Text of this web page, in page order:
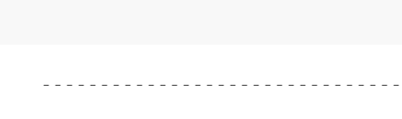
－－－－－－－－－－－－－－－－－－－－－－－－－－－－－－